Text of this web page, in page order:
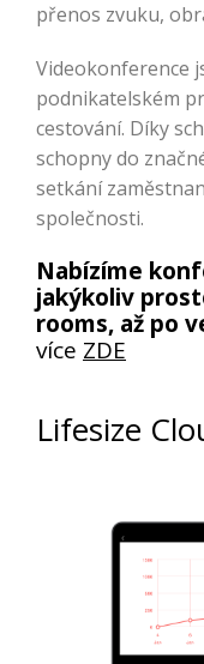
přenos zvuku,
Videokonference
podnikatelském
cestování. Díky
schopny do
setkání
společnosti.
Nabízíme
jakýkoliv
rooms, až po
více ZDE
Lifesize